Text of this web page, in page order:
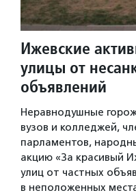
Ижевские
улицы от
объявлений
Неравнодушные
вузов и колледжей,
парламентов,
акцию «За красивый
улиц от частных
в неположенных